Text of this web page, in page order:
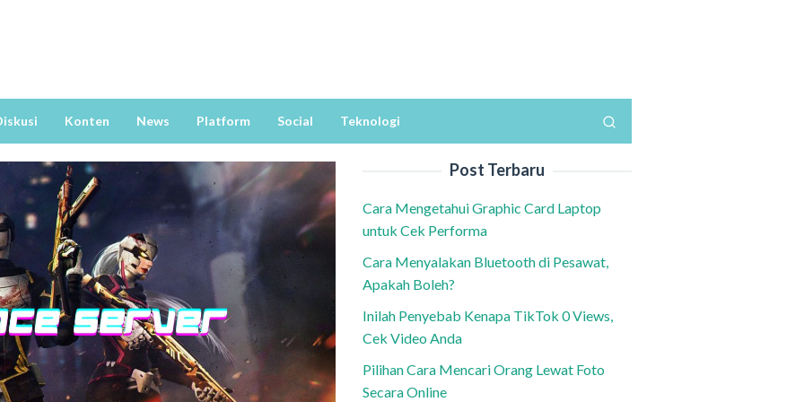
Konten News Platform Social Teknologi
Post Terbaru
Cara Mengetahui Graphic Card Laptop
untuk Cek Performa
Cara Menyalakan Bluetooth di Pesawat,
Apakah Boleh?
Inilah Penyebab Kenapa TikTok 0 Views,
Cek Video Anda
Pilihan Cara Mencari Orang Lewat Foto
Secara Online